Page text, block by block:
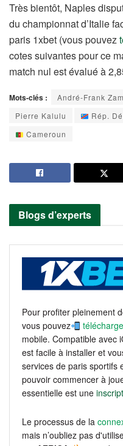
Très bientôt, Naples
du championnat d’Italie
paris 1xbet (vous pouvez
cotes suivantes pour ce
match nul est évalué à
Mots-clés : André-Frank
Pierre Kalulu
Rép.
Cameroun
Blogs d’experts
Pour profiter pleinement
vous pouvez
mobile. Compatible avec
est facile à installer et
services de paris sportifs
pouvoir commencer à
essentielle est une
Le processus de la
mais n’oubliez pas